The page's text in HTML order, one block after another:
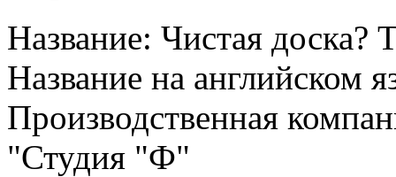
Название: Чистая доска?
Название на английском
Производственная
"Студия "Ф"